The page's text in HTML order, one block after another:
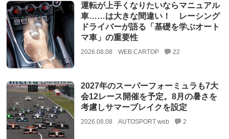
運転が上手くなりたいならマニュアル
車……は大きな間違い！ レーシング
ドライバーが語る「基礎を学ぶオート
マ車」の重要性
2026.08.08 WEB CARTOP 22
2027年のスーパーフォーミュラも7大
会12レース開催を予定。8月の暑さを
考慮しサマーブレイクを設定
2026.08.08 AUTOSPORT web 2